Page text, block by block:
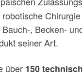
, Becken-
seiner Art.
über 150